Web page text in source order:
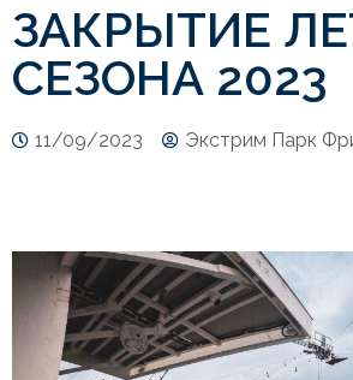
ЗАКРЫТИЕ
СЕЗОНА 2023
11/09/2023 Экстрим Парк